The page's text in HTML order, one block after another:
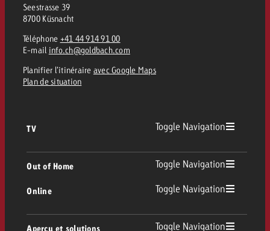
Seestrasse 39
8700 Küsnacht
Téléphone +41 44 914 91 00
E-mail info.ch@goldbach.com
Planifier l’itinéraire avec Google Maps
Plan de situation
TV Toggle Navigation
Out of Home Toggle Navigation
Out of Home
Online Toggle Navigation
Aperçu et solutions Toggle Navigation